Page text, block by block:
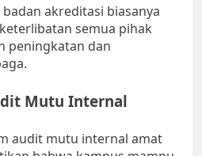
akreditasi biasanya
semua pihak
peningkatan dan
Mutu Internal
audit mutu internal amat